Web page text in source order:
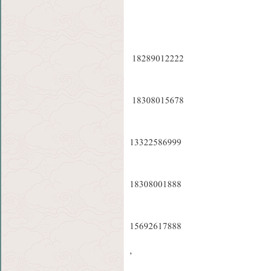
18289012222
18308015678
13322586999
18308001888
15692617888
,